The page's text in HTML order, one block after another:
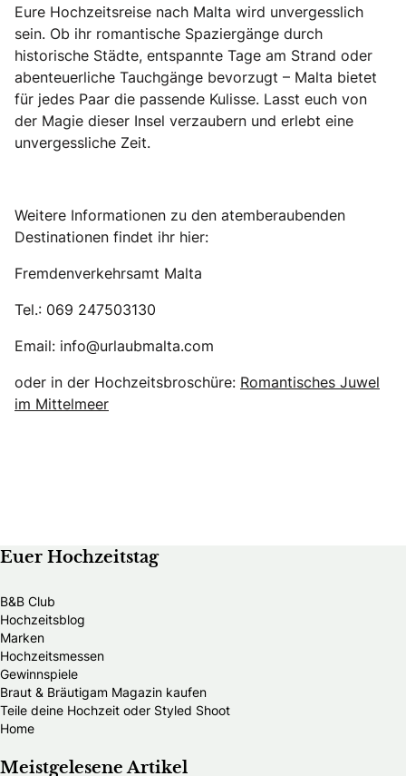
Eure Hochzeitsreise nach Malta wird unvergesslich
sein. Ob ihr romantische Spaziergänge durch
historische Städte, entspannte Tage am Strand oder
abenteuerliche Tauchgänge bevorzugt – Malta bietet
für jedes Paar die passende Kulisse. Lasst euch von
der Magie dieser Insel verzaubern und erlebt eine
unvergessliche Zeit.
Weitere Informationen zu den atemberaubenden
Destinationen findet ihr hier:
Fremdenverkehrsamt Malta
Tel.: 069 247503130
Email: info@urlaubmalta.com
oder in der Hochzeitsbroschüre: Romantisches Juwel
im Mittelmeer
Euer Hochzeitstag
B&B Club
Hochzeitsblog
Marken
Hochzeitsmessen
Gewinnspiele
Braut & Bräutigam Magazin kaufen
Teile deine Hochzeit oder Styled Shoot
Home
Meistgelesene Artikel